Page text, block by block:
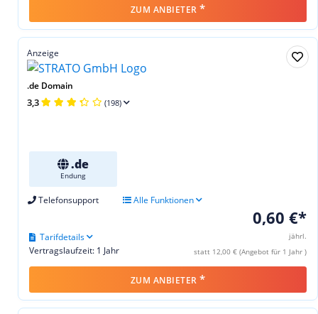
ZUM ANBIETER *
Anzeige
.de Domain
3,3 (198)
.de
Endung
Telefonsupport Alle Funktionen
0,60 €*
jährl.
statt 12,00 € (Angebot für 1 Jahr )
Vertragslaufzeit: 1 Jahr
Tarifdetails
ZUM ANBIETER *